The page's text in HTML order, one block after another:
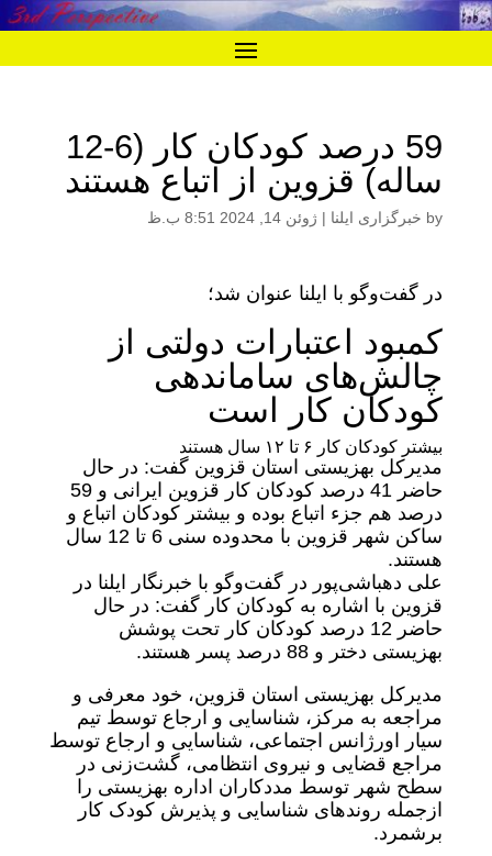
59 درصد کودکان کار (6-12
ساله) قزوین از اتباع هستند
by خبرگزاری ایلنا | ژوئن 14, 2024 8:51 ب.ظ
در گفت‌وگو با ایلنا عنوان شد؛
کمبود اعتبارات دولتی از
چالش‌های ساماندهی
کودکان کار است
بیشتر کودکان کار ۶ تا ۱۲ سال هستند
مدیرکل بهزیستی استان قزوین گفت: در حال
حاضر 41 درصد کودکان کار قزوین ایرانی و 59
درصد هم جزء اتباع بوده و بیشتر کودکان اتباع و
ساکن شهر قزوین با محدوده سنی 6 تا 12 سال
هستند.
علی دهباشی‌پور در گفت‌وگو با خبرنگار ایلنا در
قزوین با اشاره به کودکان کار گفت: در حال
حاضر 12 درصد کودکان کار تحت پوشش
بهزیستی دختر و 88 درصد پسر هستند.
مدیرکل بهزیستی استان قزوین، خود معرفی و
مراجعه به مرکز، شناسایی و ارجاع توسط تیم
سیار اورژانس اجتماعی، شناسایی و ارجاع توسط
مراجع قضایی و نیروی انتظامی، گشت‌زنی در
سطح شهر توسط مددکاران اداره بهزیستی را
ازجمله روندهای شناسایی و پذیرش کودک کار
برشمرد.